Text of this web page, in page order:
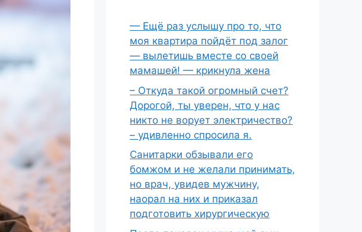
— Ещё раз услышу про то, что
моя квартира пойдёт под залог
— вылетишь вместе со своей
мамашей! — крикнула жена
– Откуда такой огромный счет?
Дорогой, ты уверен, что у нас
никто не ворует электричество?
– удивленно спросила я.
Санитарки обзывали его
бомжом и не желали принимать,
но врач, увидев мужчину,
наорал на них и приказал
подготовить хирургическую